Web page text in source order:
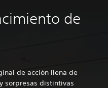
de
de acción llena de
sorpresas distintivas